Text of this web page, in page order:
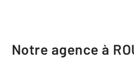
Notre agence à